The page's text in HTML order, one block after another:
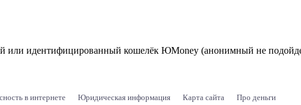
или идентифицированный кошелёк ЮMoney (анонимный не
в интернете Юридическая информация Карта сайта Про деньги